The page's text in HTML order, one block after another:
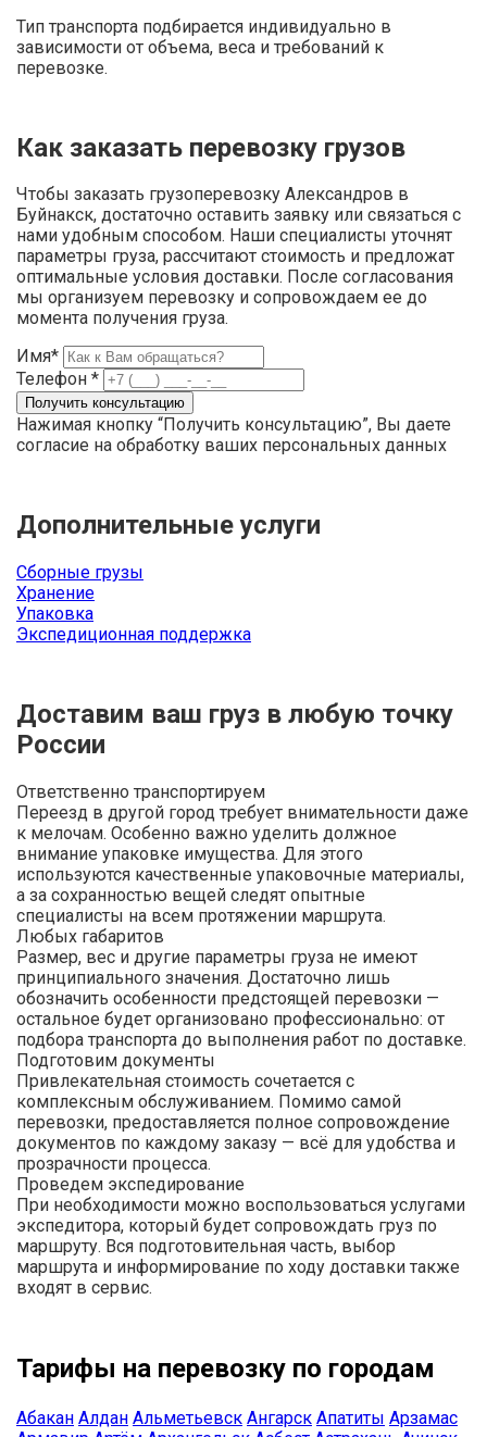
Тип транспорта подбирается индивидуально в
зависимости от объема, веса и требований к
перевозке.
Как заказать перевозку грузов
Чтобы заказать грузоперевозку Александров в
Буйнакск, достаточно оставить заявку или связаться с
нами удобным способом. Наши специалисты уточнят
параметры груза, рассчитают стоимость и предложат
оптимальные условия доставки. После согласования
мы организуем перевозку и сопровождаем ее до
момента получения груза.
Имя*
Телефон *
Нажимая кнопку “Получить консультацию”, Вы даете
согласие на обработку ваших персональных данных
Дополнительные услуги
Сборные грузы
Хранение
Упаковка
Экспедиционная поддержка
Доставим ваш груз в любую точку
России
Ответственно транспортируем
Переезд в другой город требует внимательности даже
к мелочам. Особенно важно уделить должное
внимание упаковке имущества. Для этого
используются качественные упаковочные материалы,
а за сохранностью вещей следят опытные
специалисты на всем протяжении маршрута.
Любых габаритов
Размер, вес и другие параметры груза не имеют
принципиального значения. Достаточно лишь
обозначить особенности предстоящей перевозки —
остальное будет организовано профессионально: от
подбора транспорта до выполнения работ по доставке.
Подготовим документы
Привлекательная стоимость сочетается с
комплексным обслуживанием. Помимо самой
перевозки, предоставляется полное сопровождение
документов по каждому заказу — всё для удобства и
прозрачности процесса.
Проведем экспедирование
При необходимости можно воспользоваться услугами
экспедитора, который будет сопровождать груз по
маршруту. Вся подготовительная часть, выбор
маршрута и информирование по ходу доставки также
входят в сервис.
Тарифы на перевозку по городам
Абакан Алдан Альметьевск Ангарск Апатиты Арзамас